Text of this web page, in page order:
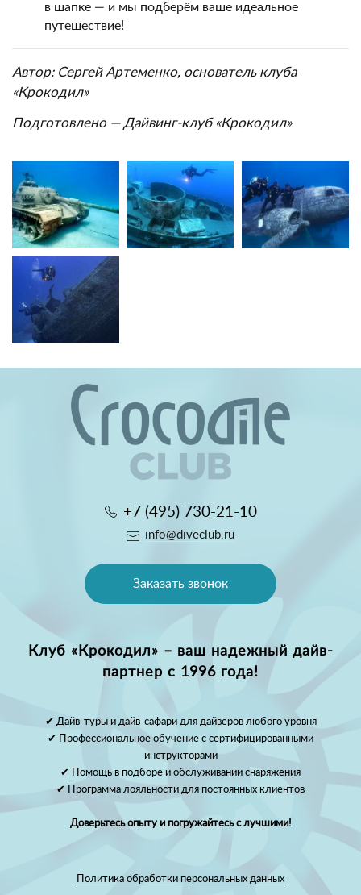
в шапке — и мы подберём ваше идеальное
путешествие!
Автор: Сергей Артеменко, основатель клуба
«Крокодил»
Подготовлено — Дайвинг-клуб «Крокодил»
+7 (495) 730-21-10
info@diveclub.ru
Заказать звонок
Клуб «Крокодил» – ваш надежный дайв-
партнер с 1996 года!
✔ Дайв-туры и дайв-сафари для дайверов любого уровня
✔ Профессиональное обучение с сертифицированными
инструкторами
✔ Помощь в подборе и обслуживании снаряжения
✔ Программа лояльности для постоянных клиентов
Доверьтесь опыту и погружайтесь с лучшими!
Политика обработки персональных данных